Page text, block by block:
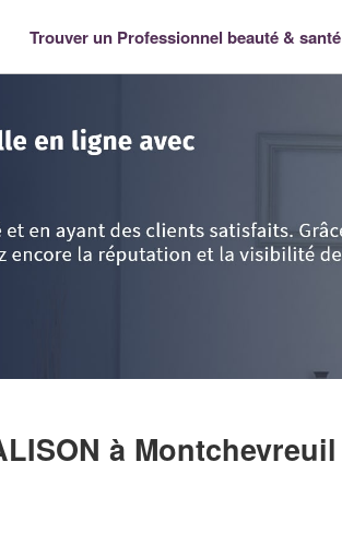
Trouver un Professionnel beauté & santé
à Montchevreuil